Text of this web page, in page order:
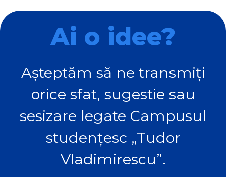
Ai o idee?
Așteptăm să ne transmiți
orice sfat, sugestie sau
sesizare legate Campusul
studențesc „Tudor
Vladimirescu”.